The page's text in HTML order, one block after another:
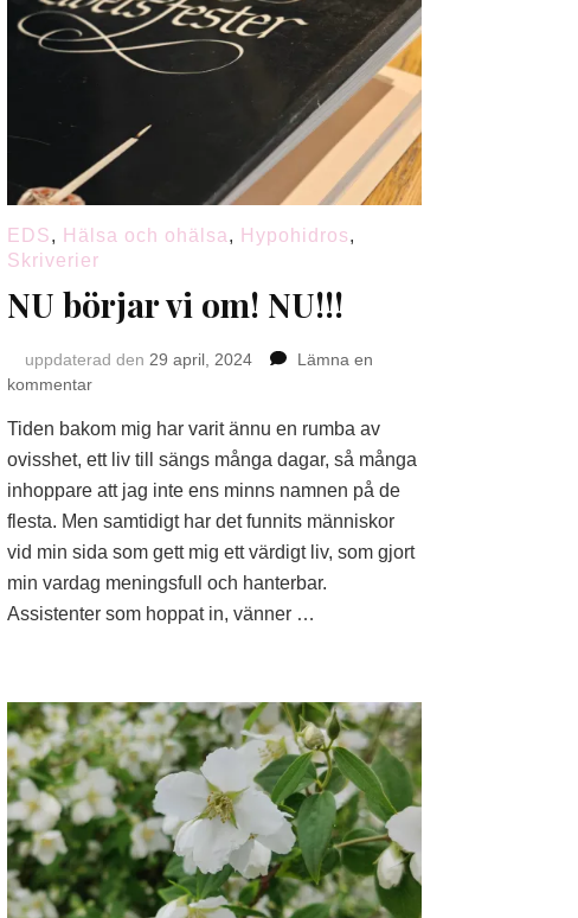
EDS, Hälsa och ohälsa, Hypohidros,
Skriverier
NU börjar vi om! NU!!!
uppdaterad den 29 april, 2024
Lämna en
kommentarpå
börjar
vi
om!
Tiden bakom mig har varit ännu en rumba av
ovisshet, ett liv till sängs många dagar, så många
inhoppare att jag inte ens minns namnen på de
flesta. Men samtidigt har det funnits människor
vid min sida som gett mig ett värdigt liv, som gjort
min vardag meningsfull och hanterbar.
Assistenter som hoppat in, vänner …